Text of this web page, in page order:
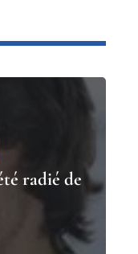
radié de